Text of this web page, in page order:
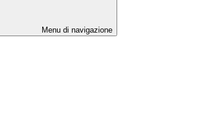
Menu di navigazione